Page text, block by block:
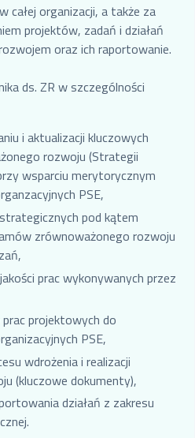
całej organizacji, a także za
projektów, zadań i działań
oraz ich raportowanie.
ds. ZR w szczególności
i aktualizacji kluczowych
rozwoju (Strategii
wsparciu merytorycznym
PSE,
pod kątem
zrównoważonego rozwoju
prac wykonywanych przez
projektowych do
PSE,
wdrożenia i realizacji
(kluczowe dokumenty),
działań z zakresu